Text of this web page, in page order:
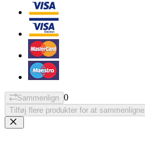
Sammenlign 0
Tilføj flere produkter for at sammenligne